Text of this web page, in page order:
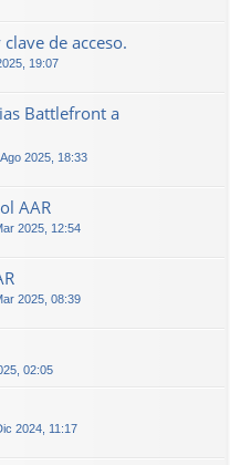
de acceso.
19:07
Battlefront a
2025, 18:33
AAR
2025, 12:54
2025, 08:39
02:05
2024, 11:17